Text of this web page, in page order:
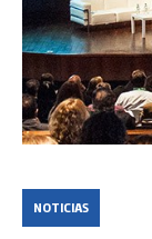
NOTICIAS